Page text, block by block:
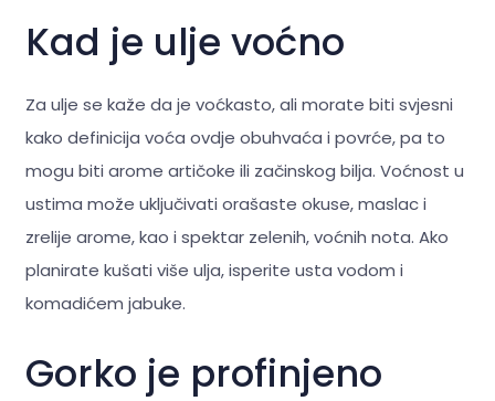
Kad je ulje voćno
Za ulje se kaže da je voćkasto, ali morate biti svjesni
kako definicija voća ovdje obuhvaća i povrće, pa to
mogu biti arome artičoke ili začinskog bilja. Voćnost u
ustima može uključivati orašaste okuse, maslac i
zrelije arome, kao i spektar zelenih, voćnih nota. Ako
planirate kušati više ulja, isperite usta vodom i
komadićem jabuke.
Gorko je profinjeno